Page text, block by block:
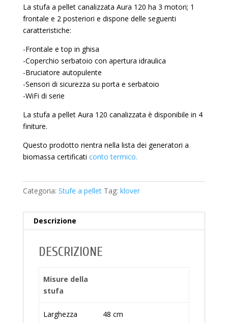
La stufa a pellet canalizzata Aura 120 ha 3 motori; 1
frontale e 2 posteriori e dispone delle seguenti
caratteristiche:
-Frontale e top in ghisa
-Coperchio serbatoio con apertura idraulica
-Bruciatore autopulente
-Sensori di sicurezza su porta e serbatoio
-WiFi di serie
La stufa a pellet Aura 120 canalizzata è disponibile in 4
finiture.
Questo prodotto rientra nella lista dei generatori a
biomassa certificati conto termico.
Categoria: Stufe a pellet Tag: klover
Descrizione
DESCRIZIONE
Misure della
stufa
Larghezza 48 cm